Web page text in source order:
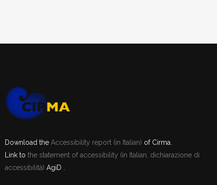
Download the Accessibility report (in Italian) of Cirma.
Link to the statement of accessibility (in Italian, dichiarazione di
accessibilità) AgiD .